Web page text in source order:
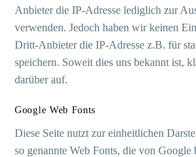
Anbieter die IP-Adresse lediglich zur
verwenden. Jedoch haben wir keinen
Dritt-Anbieter die IP-Adresse z.B. für
speichern. Soweit dies uns bekannt ist,
darüber auf.
Google Web Fonts
Diese Seite nutzt zur einheitlichen
so genannte Web Fonts, die von Google